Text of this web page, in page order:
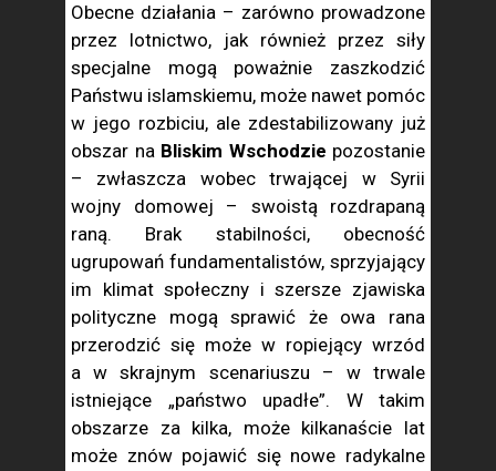
Obecne działania – zarówno prowadzone
przez lotnictwo, jak również przez siły
specjalne mogą poważnie zaszkodzić
Państwu islamskiemu, może nawet pomóc
w jego rozbiciu, ale zdestabilizowany już
obszar na Bliskim Wschodzie pozostanie
– zwłaszcza wobec trwającej w Syrii
wojny domowej – swoistą rozdrapaną
raną. Brak stabilności, obecność
ugrupowań fundamentalistów, sprzyjający
im klimat społeczny i szersze zjawiska
polityczne mogą sprawić że owa rana
przerodzić się może w ropiejący wrzód
a w skrajnym scenariuszu – w trwale
istniejące „państwo upadłe”. W takim
obszarze za kilka, może kilkanaście lat
może znów pojawić się nowe radykalne